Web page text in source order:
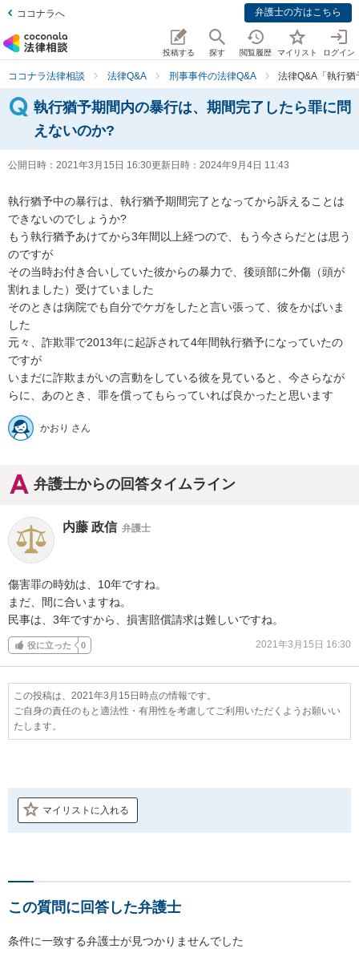
ココナラへ 弁護士の方はこちら
投稿する 探す 閲覧履歴 マイリスト ログイン
ココナラ法律相談 法律Q&A 刑事事件の法律Q&A 法律Q&A「執行
執行猶予期間内の暴行は、期間完了したら罪に問
えないのか?
公開日時： 2021年3月15日 16:30更新日時： 2024年9月4日 11:43
執行猶予中の暴行は、執行猶予期間完了となってから訴えることは
できないのでしょうか?
もう執行猶予あけてから3年間以上経つので、もう今さらだとは思う
のですが
その当時お付き合いしていた彼からの暴力で、後頭部に外傷（頭が
割れました）受けていました
そのときは病院でも自分でケガをしたと言い張って、彼をかばいま
した
元々、詐欺罪で2013年に起訴されて4年間執行猶予になっていたの
ですが
いまだに詐欺まがいの言動をしている彼を見ていると、今さらなが
かおり さん
弁護士からの回答タイムライン
内藤 政信 弁護士
傷害罪の時効は、10年ですね。
まだ、間に合いますね。
民事は、3年ですから、損害賠償請求は難しいですね。
役に立った 0 2021年3月15日 16:30
この投稿は、2021年3月15日時点の情報です。
ご自身の責任のもと適法性・有用性を考慮してご利用いただくようお願いい
たします。
マイリストに入れる
この質問に回答した弁護士
条件に一致する弁護士が見つかりませんでした